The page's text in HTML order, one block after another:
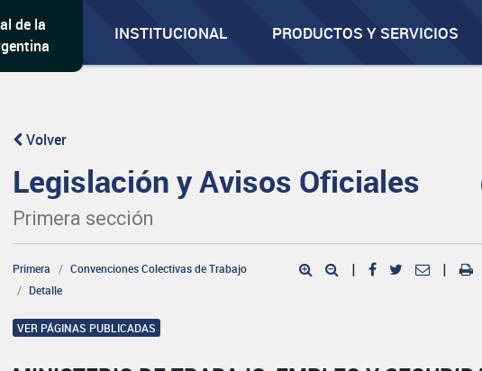
de la
INSTITUCIONAL PRODUCTOS Y SERVICIOS
Volver
Legislación y Avisos Oficiales
Primera sección
Primera
Convenciones Colectivas de Trabajo
Detalle
| |
VER PÁGINAS PUBLICADAS